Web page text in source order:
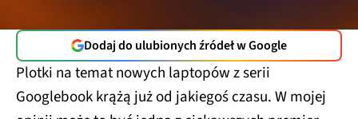
Dodaj do ulubionych źródeł w Google
Plotki na temat nowych laptopów z serii
Googlebook krążą już od jakiegoś czasu. W mojej